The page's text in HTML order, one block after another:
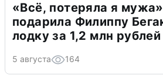
«Всё, потеряла я
подарила Филиппу
лодку за 1,2 млн рублей
5 августа 164